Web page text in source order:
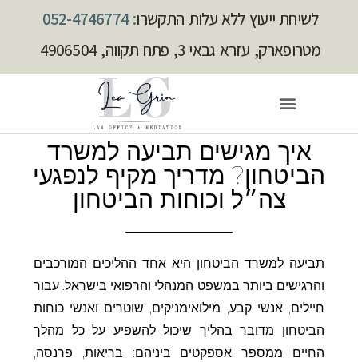
לשיחת ייעוץ ללא עלות התקשרו: 052-4746774
מטרופארק, עזרא גבאי 3, פתח תקווה, 4906504
איך מגישים תביעה למשרד
הביטחון? מדריך מקיף לנפגעי
צה״ל וכוחות הביטחון
תביעה למשרד הביטחון היא אחד ההליכים המורכבים
והרגישים ביותר במשפט המנהלי והרפואי בישראל. עבור
חיילים, אנשי קבע, מילואימניקים, שוטרים ואנשי כוחות
הביטחון מדובר בהליך שיכול להשפיע על כל מהלך
החיים ממספר אספקטים ביניהם: בריאות, פרנסה,